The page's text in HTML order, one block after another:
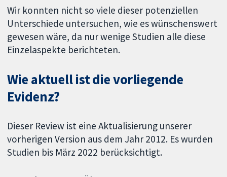
Wir konnten nicht so viele dieser potenziellen
Unterschiede untersuchen, wie es wünschenswert
gewesen wäre, da nur wenige Studien alle diese
Einzelaspekte berichteten.
Wie aktuell ist die vorliegende
Evidenz?
Dieser Review ist eine Aktualisierung unserer
vorherigen Version aus dem Jahr 2012. Es wurden
Studien bis März 2022 berücksichtigt.